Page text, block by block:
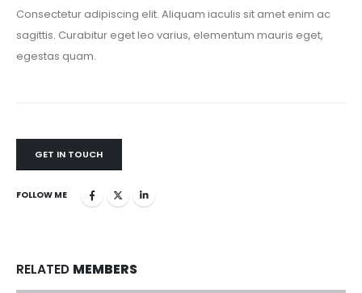
Consectetur adipiscing elit. Aliquam iaculis sit amet enim ac
sagittis. Curabitur eget leo varius, elementum mauris eget,
egestas quam.
GET IN TOUCH
FOLLOW ME
RELATED MEMBERS